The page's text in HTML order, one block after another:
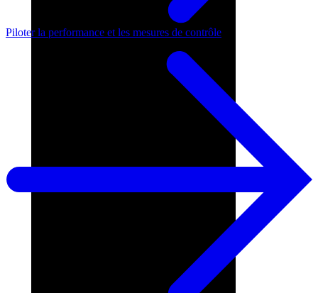
Piloter la performance et les mesures de contrôle